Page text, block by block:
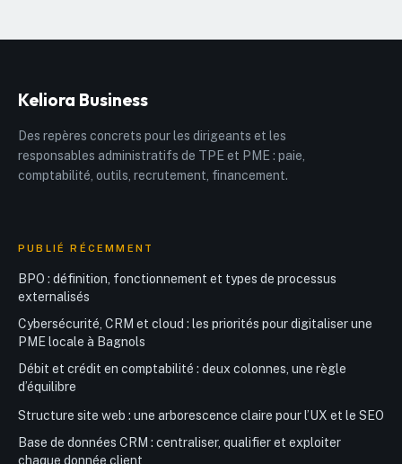
Keliora Business
Des repères concrets pour les dirigeants et les
responsables administratifs de TPE et PME : paie,
comptabilité, outils, recrutement, financement.
PUBLIÉ RÉCEMMENT
BPO : définition, fonctionnement et types de processus
externalisés
Cybersécurité, CRM et cloud : les priorités pour digitaliser une
PME locale à Bagnols
Débit et crédit en comptabilité : deux colonnes, une règle
d’équilibre
Structure site web : une arborescence claire pour l’UX et le SEO
Base de données CRM : centraliser, qualifier et exploiter
chaque donnée client